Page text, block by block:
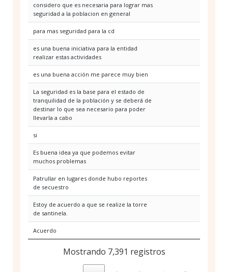
considero que es necesaria para lograr mas
seguridad a la poblacion en general
para mas seguridad para la cd
es una buena iniciativa para la entidad
realizar estas actividades
es una buena acción me parece muy bien
La seguridad es la base para el estado de
tranquilidad de la población y se deberá de
destinar lo que sea necesario para poder
llevarla a cabo
si
Es buena idea ya que podemos evitar
muchos problemas
Patrullar en lugares donde hubo reportes
de secuestro
Estoy de acuerdo a que se realize la torre
de santinela.
Acuerdo
Mostrando 7,391 registros